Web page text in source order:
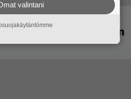
yli
odotuksen jälkeen
valintani